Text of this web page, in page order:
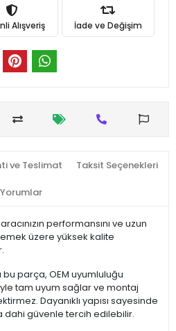
Alışveriş İade ve Değişim
ve Teslimat Taksit Seçenekleri
Yorumlar
aracınızın performansını ve uzun
üzere yüksek kalite
bu parça, OEM uyumluluğu
tam uyum sağlar ve montaj
Dayanıklı yapısı sayesinde
dahi güvenle tercih edilebilir.